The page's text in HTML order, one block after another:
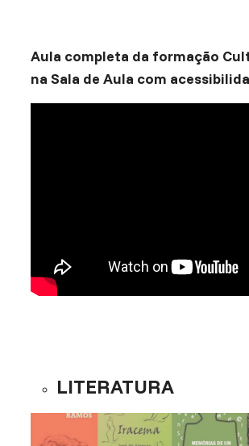
Aula completa da formação
na Sala de Aula com
LITERATURA